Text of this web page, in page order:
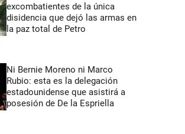
excombatientes de la única
disidencia que dejó las armas en
la paz total de Petro
Ni Bernie Moreno ni Marco
Rubio: esta es la delegación
estadounidense que asistirá a
posesión de De la Espriella